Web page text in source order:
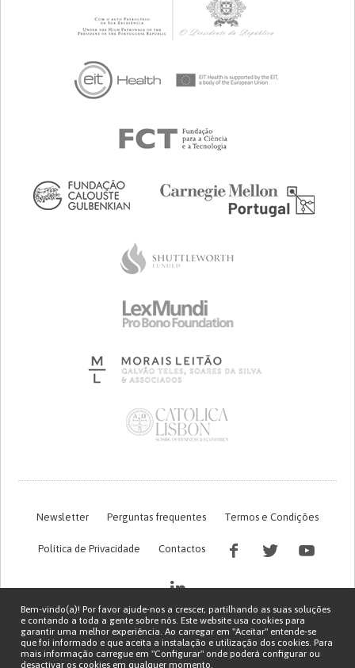
Newsletter Perguntas frequentes Termos e Condições
Política de Privacidade Contactos
Bem-vindo(a)! Por favor ajude-nos a crescer, partilhando as suas soluções
e contando a toda a gente sobre nós. Este website usa cookies para
garantir uma melhor experiência. Ao carregar em "Aceitar" entende-se
que foi informado e que aceita a instalação e utilização dos cookies. Para
mais informação carregue em "Configurar" onde poderá configurar ou
desactivar os cookies em qualquer momento.